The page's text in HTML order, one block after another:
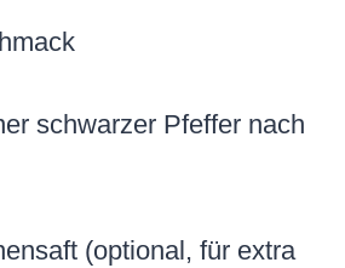
schwarzer Pfeffer nach
(optional, für extra